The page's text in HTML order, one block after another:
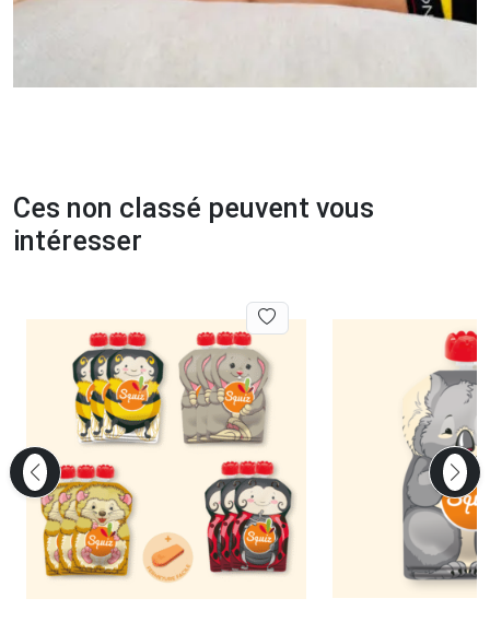
Ces non classé peuvent vous
intéresser